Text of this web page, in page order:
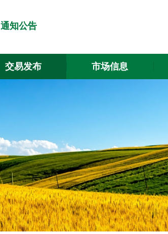
通知公告
交易发布 市场信息